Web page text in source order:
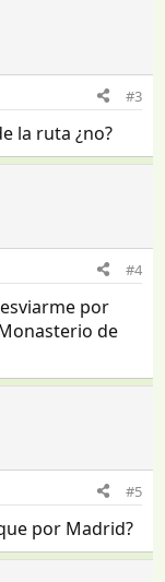
#3
la ruta ¿no?
#4
por
de
#5
por Madrid?